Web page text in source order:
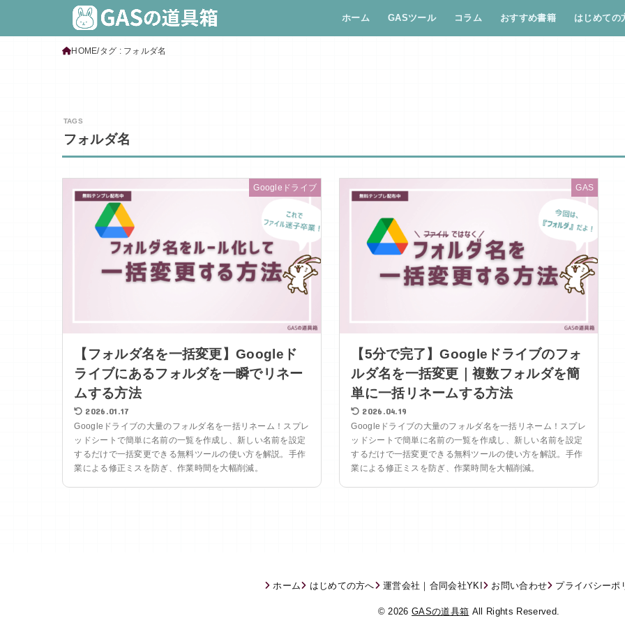
ホーム GASツール コラム おすすめ書籍 はじめての
HOME タグ : フォルダ名
フォルダ名
Googleドライブ
【フォルダ名を一括変更】Googleド
ライブにあるフォルダを一瞬でリネー
ムする方法
2026.01.17
Googleドライブの大量のフォルダ名を一括リネーム！スプレ
ッドシートで簡単に名前の一覧を作成し、新しい名前を設定
するだけで一括変更できる無料ツールの使い方を解説。手作
業による修正ミスを防ぎ、作業時間を大幅削減。
GAS
【5分で完了】Googleドライブのフォ
ルダ名を一括変更｜複数フォルダを簡
単に一括リネームする方法
2026.04.19
Googleドライブの大量のフォルダ名を一括リネーム！スプレ
ッドシートで簡単に名前の一覧を作成し、新しい名前を設定
するだけで一括変更できる無料ツールの使い方を解説。手作
業による修正ミスを防ぎ、作業時間を大幅削減。
ホーム はじめての方へ 運営会社｜合同会社YKI お問い合わせ プライバシーポ
© 2026GASの道具箱 All Rights Reserved.